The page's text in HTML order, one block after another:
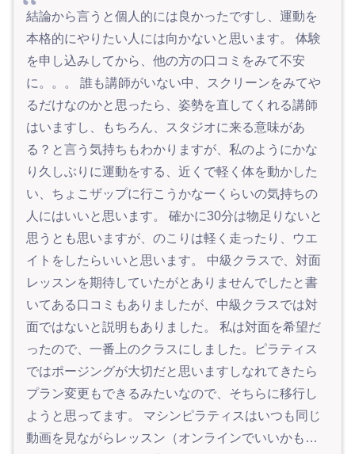
結論から言うと個人的には良かったですし、運動を
本格的にやりたい人には向かないと思います。 体験
を申し込みしてから、他の方の口コミをみて不安
に。。。 誰も講師がいない中、スクリーンをみてや
るだけなのかと思ったら、姿勢を直してくれる講師
はいますし、もちろん、スタジオに来る意味があ
る？と言う気持ちもわかりますが、私のようにかな
り久しぶりに運動をする、近くで軽く体を動かした
い、ちょこザップに行こうかなーくらいの気持ちの
人にはいいと思います。 確かに30分は物足りないと
思うとも思いますが、のこりは軽く走ったり、ウエ
イトをしたらいいと思います。 中級クラスで、対面
レッスンを期待していたがとありませんでしたと書
いてある口コミもありましたが、中級クラスでは対
面ではないと説明もありました。 私は対面を希望だ
ったので、一番上のクラスにしました。ピラティス
ではポージングが大切だと思いますしなれてきたら
プラン変更もできるみたいなので、そちらに移行し
ようと思ってます。 マシンピラティスはいつも同じ
動画を見ながらレッスン（オンラインでいいかも…